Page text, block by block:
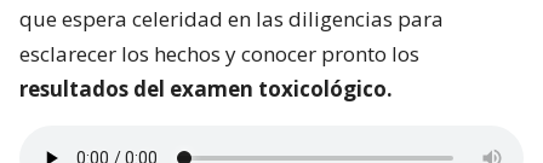
que espera celeridad en las diligencias para
esclarecer los hechos y conocer pronto los
resultados del examen toxicológico.